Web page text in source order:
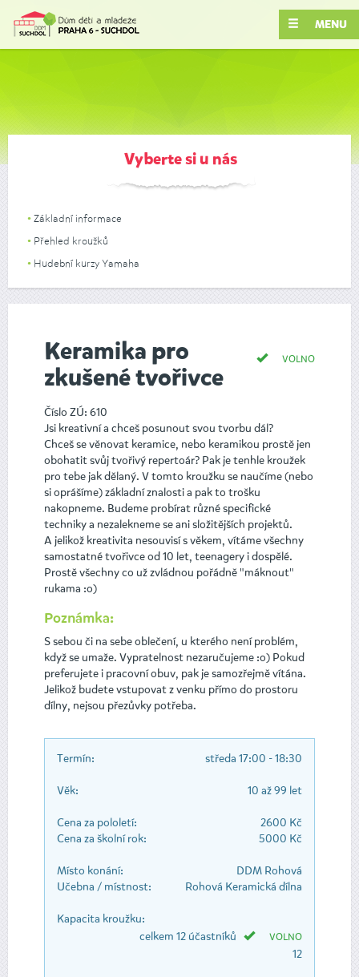
MENU
Vyberte si u nás
Základní informace
Přehled kroužků
Hudební kurzy Yamaha
VOLNO
Keramika pro
zkušené tvořivce
Číslo ZÚ: 610
Jsi kreativní a chceš posunout svou tvorbu dál?
Chceš se věnovat keramice, nebo keramikou prostě jen
obohatit svůj tvořivý repertoár? Pak je tenhle kroužek
pro tebe jak dělaný. V tomto kroužku se naučíme (nebo
si oprášíme) základní znalosti a pak to trošku
nakopneme. Budeme probírat různé specifické
techniky a nezalekneme se ani složitějších projektů.
A jelikož kreativita nesouvisí s věkem, vítáme všechny
samostatné tvořivce od 10 let, teenagery i dospělé.
Prostě všechny co už zvládnou pořádně "máknout"
rukama :o)
Poznámka:
S sebou či na sebe oblečení, u kterého není problém,
když se umaže. Vypratelnost nezaručujeme :o) Pokud
preferujete i pracovní obuv, pak je samozřejmě vítána.
Jelikož budete vstupovat z venku přímo do prostoru
dílny, nejsou přezůvky potřeba.
Termín: středa 17:00 - 18:30
Věk: 10 až 99 let
Cena za pololetí:
2600 Kč
Cena za školní rok:
5000 Kč
Místo konání:
DDM Rohová
Učebna / místnost:
Rohová Keramická dílna
Kapacita kroužku:
celkem 12 účastníků
VOLNO
12